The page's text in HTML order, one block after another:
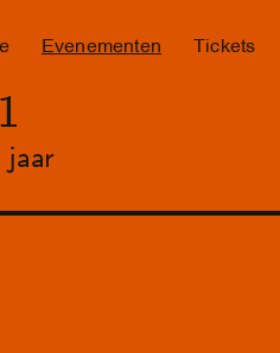
Evenementen Tickets
jaar